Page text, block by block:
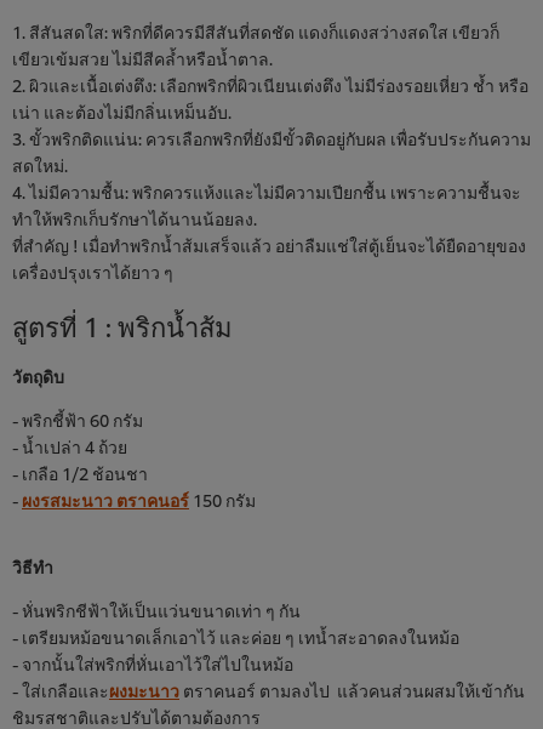
1. สีสันสดใส: พริกที่ดีควรมีสีสันที่สดชัด แดงก็แดงสว่างสดใส เขียวก็
เขียวเข้มสวย ไม่มีสีคล้ำหรือน้ำตาล.
2. ผิวและเนื้อเต่งตึง: เลือกพริกที่ผิวเนียนเต่งตึง ไม่มีร่องรอยเหี่ยว ช้ำ หรือ
เน่า และต้องไม่มีกลิ่นเหม็นอับ.
3. ขั้วพริกติดแน่น: ควรเลือกพริกที่ยังมีขั้วติดอยู่กับผล เพื่อรับประกันความ
สดใหม่.
4. ไม่มีความชื้น: พริกควรแห้งและไม่มีความเปียกชื้น เพราะความชื้นจะ
ทำให้พริกเก็บรักษาได้นานน้อยลง.
ที่สำคัญ ! เมื่อทำพริกน้ำส้มเสร็จแล้ว อย่าลืมแช่ใส่ตู้เย็นจะได้ยืดอายุของ
เครื่องปรุงเราได้ยาว ๆ
สูตรที่ 1 : พริกน้ำส้ม
วัตถุดิบ
- พริกชี้ฟ้า 60 กรัม
- น้ำเปล่า 4 ถ้วย
- เกลือ 1/2 ช้อนชา
- ผงรสมะนาว ตราคนอร์ 150 กรัม
วิธีทำ
- หั่นพริกชีฟ้าให้เป็นแว่นขนาดเท่า ๆ กัน
- เตรียมหม้อขนาดเล็กเอาไว้ และค่อย ๆ เทน้ำสะอาดลงในหม้อ
- จากนั้นใส่พริกที่หั่นเอาไว้ใส่ไปในหม้อ
- ใส่เกลือและผงมะนาว ตราคนอร์ ตามลงไป แล้วคนส่วนผสมให้เข้ากัน
ชิมรสชาติและปรับได้ตามต้องการ